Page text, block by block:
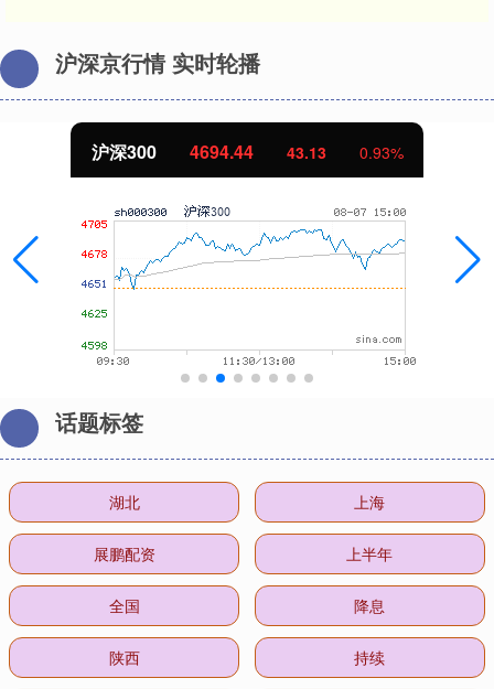
沪深京行情 实时轮播
北证50 1134.24 11.37 1.01%
话题标签
湖北 上海
展鹏配资 上半年
全国 降息
陕西 持续